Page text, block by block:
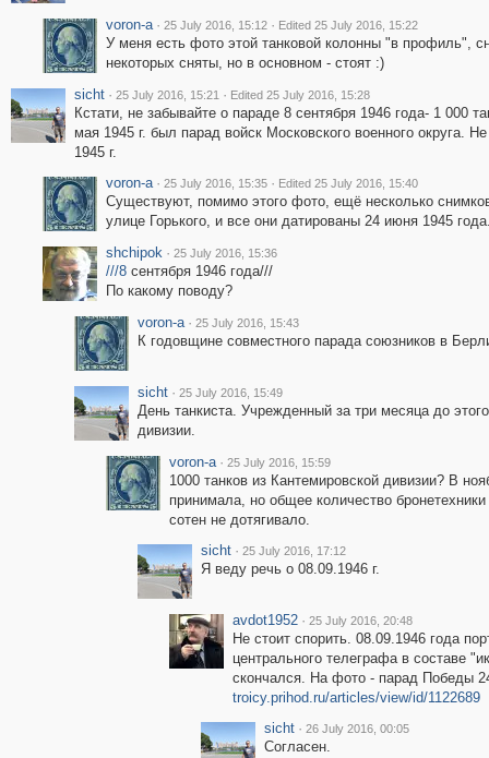
voron-a · 25 July 2016, 15:12 · Edited 25 July 2016, 15:22
У меня есть фото этой танковой колонны "в профиль",
некоторых сняты, но в основном - стоят :)
sicht · 25 July 2016, 15:21 · Edited 25 July 2016, 15:28
Кстати, не забывайте о параде 8 сентября 1946 года- 1 000
мая 1945 г. был парад войск Московского военного округа.
1945 г.
voron-a · 25 July 2016, 15:35 · Edited 25 July 2016, 15:40
Существуют, помимо этого фото, ещё несколько
улице Горького, и все они датированы 24 июня 1945
shchipok · 25 July 2016, 15:36
///8сентября 1946 года///
По какому поводу?
voron-a · 25 July 2016, 15:43
К годовщине совместного парада союзников в
sicht · 25 July 2016, 15:49
День танкиста. Учрежденный за три месяца до
дивизии.
voron-a · 25 July 2016, 15:59
1000 танков из Кантемировской дивизии? В
принимала, но общее количество
сотен не дотягивало.
sicht · 25 July 2016, 17:12
Я веду речь о 08.09.1946 г.
avdot1952 · 25 July 2016, 20:48
Не стоит спорить. 08.09.1946 года
центрального телеграфа в составе
скончался. На фото - парад Победы
troicy.prihod.ru/articles/view/id/1122689
sicht · 26 July 2016, 00:05
Согласен.